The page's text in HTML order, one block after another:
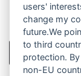
Absenden
users'
change my
future.We
to third
protection.
non-EU